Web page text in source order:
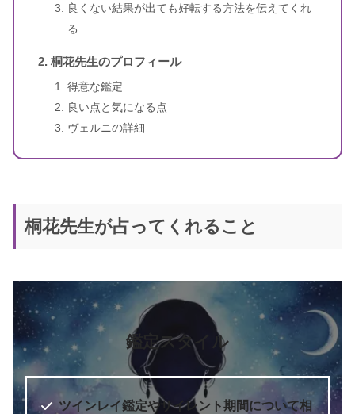
良くない結果が出ても好転する方法を伝えてくれ
る
桐花先生のプロフィール
得意な鑑定
良い点と気になる点
ヴェルニの詳細
桐花先生が占ってくれること
鑑定スタイル
ツインレイ鑑定やサイレント期間について相